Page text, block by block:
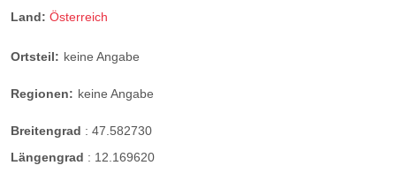
Land: Österreich
Ortsteil: keine Angabe
Regionen: keine Angabe
Breitengrad : 47.582730
Längengrad : 12.169620